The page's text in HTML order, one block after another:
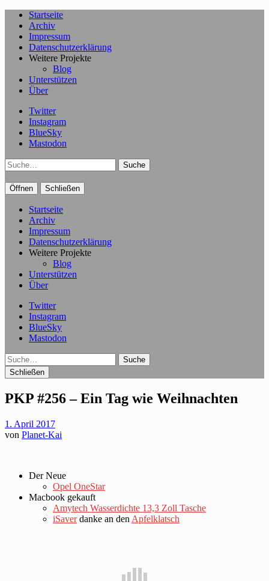
Startseite
Archiv
Impressum
Datenschutzerklärung
Weitere Projekte
Blog
Unterstützen
Über
Twitter
Instagram
BlueSky
Mastodon
Suche
Öffnen Schließen
Startseite
Archiv
Impressum
Datenschutzerklärung
Weitere Projekte
Blog
Unterstützen
Über
Twitter
Instagram
BlueSky
Mastodon
Suche
Schließen
PKP #256 – Ein Tag wie Weihnachten
1. April 2017
von Planet-Kai
Der Neue
Opel OneStar
Macbook gekauft
Amytech Wasserdichte 13,3 Zoll Tasche
iSaverdanke an den Apfelklatsch